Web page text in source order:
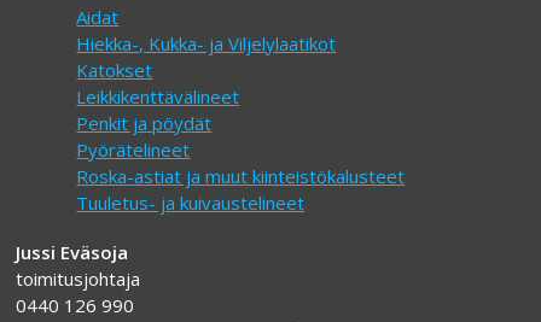
Aidat
Hiekka-, Kukka- ja Viljelylaatikot
Katokset
Leikkikenttävälineet
Penkit ja pöydät
Pyörätelineet
Roska-astiat ja muut kiinteistökalusteet
Tuuletus- ja kuivaustelineet
Jussi Eväsoja
toimitusjohtaja
0440 126 990